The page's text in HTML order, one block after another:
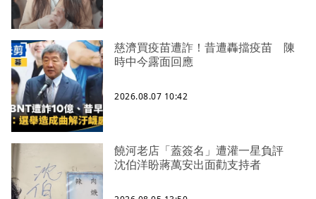
慈濟買疫苗遭詐！昔遭轟擋疫苗 陳
時中今露面回應
2026.08.07 10:42
饒河老店「蓋簽名」遭灌一星負評
沈伯洋盼蔣萬安出面勸支持者